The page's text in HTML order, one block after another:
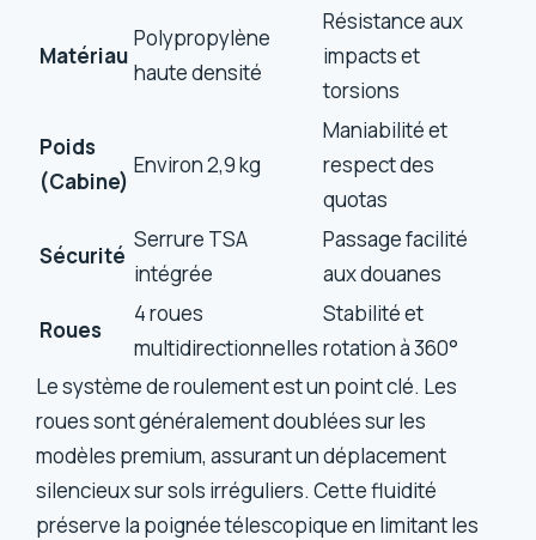
Matériau
Polypropylène
haute densité
Résistance aux
impacts et
torsions
Poids
(Cabine)
Environ 2,9 kg
Maniabilité et
respect des
quotas
Sécurité
Serrure TSA
intégrée
Passage facilité
aux douanes
Roues
4 roues
multidirectionnelles
Stabilité et
rotation à 360°
Le système de roulement est un point clé. Les
roues sont généralement doublées sur les
modèles premium, assurant un déplacement
silencieux sur sols irréguliers. Cette fluidité
préserve la poignée télescopique en limitant les